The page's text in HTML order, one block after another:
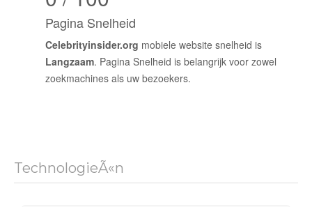
Pagina Snelheid
Celebrityinsider.org mobiele website snelheid is
Langzaam. Pagina Snelheid is belangrijk voor zowel
zoekmachines als uw bezoekers.
TechnologieÃ«n